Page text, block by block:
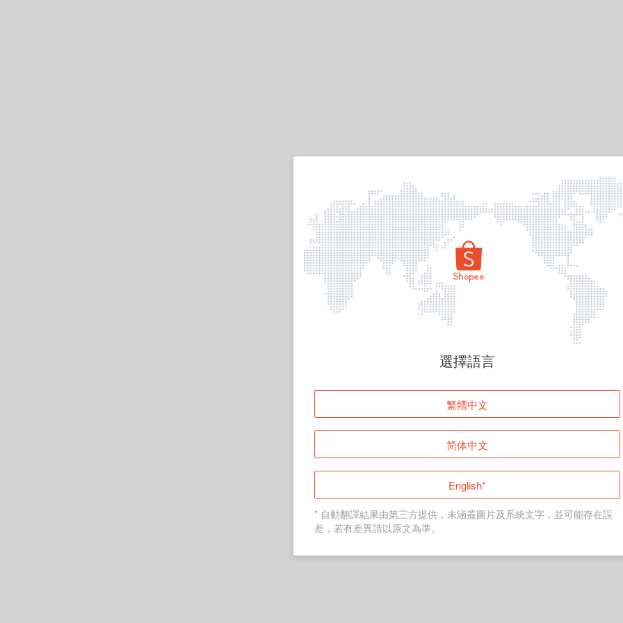
頁面無法顯示
登入
返回首頁
選擇語言
繁體中文
简体中文
English*
* 自動翻譯結果由第三方提供，未涵蓋圖片及系統文字，並可能存在誤
差，若有差異請以原文為準。